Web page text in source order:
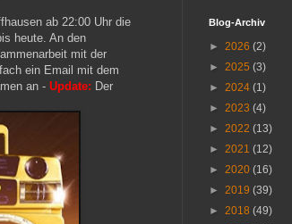
ab 22:00 Uhr die
heute. An den
mit der
ein Email mit dem
an - Update: Der
Blog-Archiv
► 2026 (2)
► 2025 (3)
► 2024 (1)
► 2023 (4)
► 2022 (13)
► 2021 (12)
► 2020 (16)
► 2019 (39)
► 2018 (49)